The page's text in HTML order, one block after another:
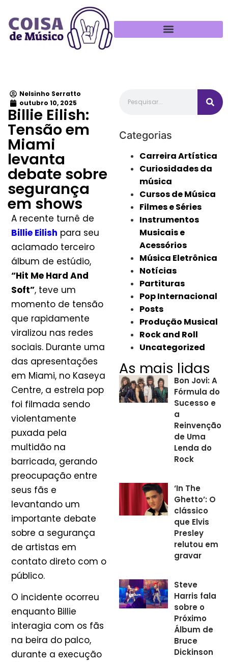
Nelsinho Serratto
outubro 10, 2025
Billie Eilish:
Tensão em
Miami
levanta
debate sobre
segurança
em shows
A recente turnê de
Billie Eilish para seu
aclamado terceiro
álbum de estúdio,
“Hit Me Hard And
Soft”, teve um
momento de tensão
que rapidamente
viralizou nas redes
sociais. Durante uma
das apresentações
em Miami, no Kaseya
Centre, a estrela pop
foi filmada sendo
violentamente
puxada pela
multidão na
barricada, gerando
preocupação entre
seus fãs e
levantando um
importante debate
sobre a segurança
de artistas em
contato direto com o
público.
O incidente ocorreu
enquanto Billie
interagia com os fãs
na beira do palco,
durante a execução
Categorias
Carreira Artística
Curiosidades da
música
Cursos de Música
Filmes e Séries
Instrumentos
Musicais e
Acessórios
Música Eletrônica
Notícias
Partituras
Pop Internacional
Posts
Produção Musical
Rock and Roll
Uncategorized
As mais lidas
Bon Jovi: A
Fórmula do
Sucesso e
a
Reinvenção
de Uma
Lenda do
Rock
‘In The
Ghetto’: O
clássico
que Elvis
Presley
relutou em
gravar
Steve
Harris fala
sobre o
Próximo
Álbum de
Bruce
Dickinson